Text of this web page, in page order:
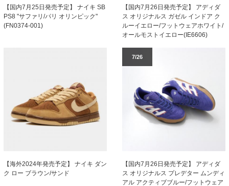
【国内7月25日発売予定】 ナイキ SB
PS8 "サファリ/パリ オリンピック"
(FN0374-001)
【国内7月26日発売予定】 アディダ
ス オリジナルス ガゼル インドア ク
ルーイエロー/フットウェアホワイト/
オールモストイエロー(IE6606)
【海外2024年発売予定】 ナイキ ダン
ク ロー ブラウン/サンド
7/26
【国内7月26日発売予定】 アディダ
ス オリジナルス プレデター ムンディ
アル アクティブブルー/フットウェア